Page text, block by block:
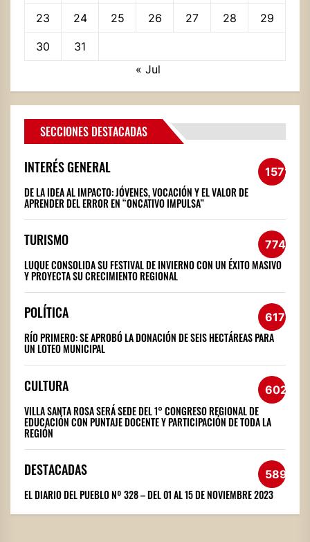
23 24 25 26 27 28 29
30
31
« Jul
SECCIONES DESTACADAS
INTERÉS GENERAL 1572
DE LA IDEA AL IMPACTO: JÓVENES, VOCACIÓN Y EL VALOR DE
APRENDER DEL ERROR EN “ONCATIVO IMPULSA”
TURISMO 774
LUQUE CONSOLIDA SU FESTIVAL DE INVIERNO CON UN ÉXITO MASIVO
Y PROYECTA SU CRECIMIENTO REGIONAL
POLÍTICA 617
RÍO PRIMERO: SE APROBÓ LA DONACIÓN DE SEIS HECTÁREAS PARA
UN LOTEO MUNICIPAL
CULTURA 602
VILLA SANTA ROSA SERÁ SEDE DEL 1° CONGRESO REGIONAL DE
EDUCACIÓN CON PUNTAJE DOCENTE Y PARTICIPACIÓN DE TODA LA
REGIÓN
DESTACADAS 589
EL DIARIO DEL PUEBLO Nº 328 – DEL 01 AL 15 DE NOVIEMBRE 2023